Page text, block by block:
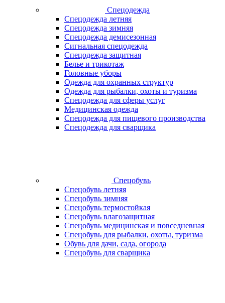
Спецодежда
Спецодежда летняя
Спецодежда зимняя
Спецодежда демисезонная
Сигнальная спецодежда
Спецодежда защитная
Белье и трикотаж
Головные уборы
Одежда для охранных структур
Одежда для рыбалки, охоты и туризма
Спецодежда для сферы услуг
Медицинская одежда
Спецодежда для пищевого производства
Спецодежда для сварщика
Спецобувь
Спецобувь летняя
Спецобувь зимняя
Спецобувь термостойкая
Спецобувь влагозащитная
Спецобувь медицинская и повседневная
Спецобувь для рыбалки, охоты, туризма
Обувь для дачи, сада, огорода
Спецобувь для сварщика